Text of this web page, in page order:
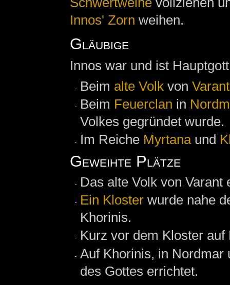
Innos' Zorn weihen.
Gläubige
Innos war und ist
Beim alte Volk von Varant
Beim Feuerclan in
Volkes gegründet wurde.
Im Reiche Myrtanaund
Geweihte Plätze
Das alte Volk von
Ein Kloster wurde nahe
Khorinis.
Kurz vor dem Kloster
Auf Khorinis, in
des Gottes errichtet.